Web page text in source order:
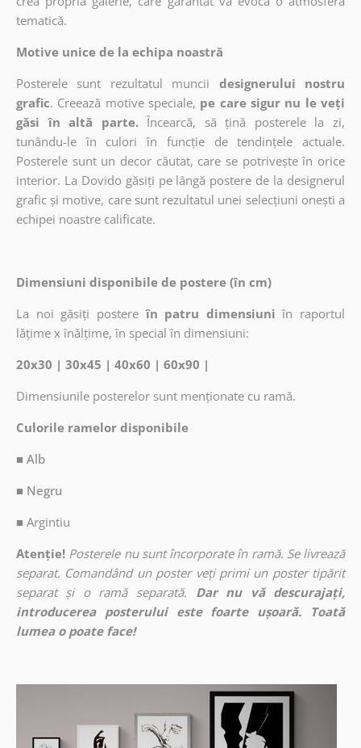
tematică.
Motive unice de la echipa noastră
Posterele sunt rezultatul muncii
designerului nostru
grafic. Creează motive speciale, pe care sigur nu le veți
găsi în altă parte. Încearcă, să țină posterele la zi,
tunându-le în culori în funcție de tendințele actuale.
Posterele sunt un decor căutat, care se potrivește în orice
interior. La Dovido găsiți pe lângă postere de la designerul
grafic și motive, care sunt rezultatul unei selecțiuni onești a
echipei noastre calificate.
Dimensiuni disponibile de postere (în cm)
La noi găsiți postere în patru dimensiuni în raportul
lățime x înălțime, în special în dimensiuni:
20x30 | 30x45 | 40x60 | 60x90 |
Dimensiunile posterelor sunt menționate cu ramă.
Culorile ramelor disponibile
■ Alb
■ Negru
■ Argintiu
Atenție! Posterele nu sunt încorporate în ramă. Se livrează
separat. Comandând un poster veți primi un poster tipărit
separat și o ramă separată.
Dar nu vă descurajați,
introducerea posterului este foarte ușoară. Toată
lumea o poate face!